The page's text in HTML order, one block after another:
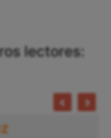
lectores: